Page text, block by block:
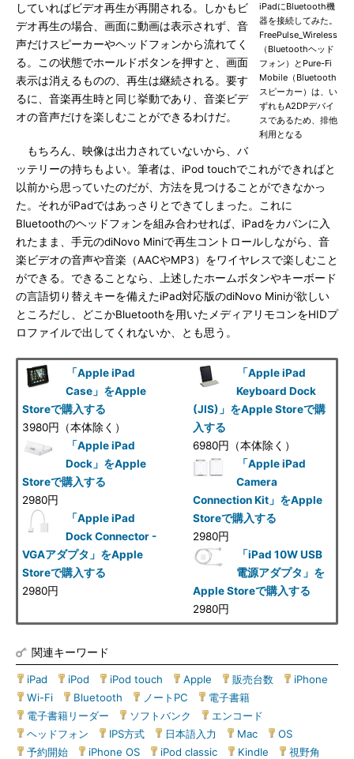
iPadにBluetooth機
器を接続してみた。
FreePulse_Wireless
（Bluetoothヘッド
フォン）とPure-Fi
Mobile（Bluetooth
スピーカー）は、い
ずれもA2DPデバイ
スであるため、排他
利用となる
していればビデオ再生が再開される。しかもビ
デオ再生の場合、画面に動画は表示されず、音
声だけスピーカーやヘッドフォンから流れてく
る。この状態でホールドボタンを押すと、画面
表示は消えるものの、再生は継続される。要す
るに、音楽再生時と同じ挙動であり、音楽ビデ
オの音声だけを楽しむことができるわけだ。
もちろん、映像は出力されていないから、バ
ッテリーの持ちもよい。筆者は、iPod touchでこれができればと
以前から思っていたのだが、方法を見つけることができなかっ
た。それがiPadではあっさりとできてしまった。これに
Bluetoothのヘッドフォンを組み合わせれば、iPadをカバンに入
れたまま、手元のdiNovo Miniで再生コントロールしながら、音
楽ビデオの音声や音楽（AACやMP3）をワイヤレスで楽しむこと
ができる。できることなら、上述したホームボタンやキーボード
の言語切り替えキーを備えたiPad対応版のdiNovo Miniが欲しい
ところだし、どこかBluetoothを用いたメディアリモコンをHIDプ
ロファイルで出してくれないか、とも思う。
「Apple iPad
Case」をApple
Storeで購入する
3980円（本体除く）
「Apple iPad
Keyboard Dock
(JIS)」をApple Storeで購
入する
6980円（本体除く）
「Apple iPad
Dock」をApple
Storeで購入する
2980円
「Apple iPad
Camera
Connection Kit」をApple
Storeで購入する
2980円
「Apple iPad
Dock Connector -
VGAアダプタ」をApple
Storeで購入する
2980円
「iPad 10W USB
電源アダプタ」を
Apple Storeで購入する
2980円
関連キーワード
iPad iPod iPod touch Apple 販売台数 iPhone
Wi-Fi
Bluetooth ノートPC 電子書籍
電子書籍リーダー
ソフトバンク エンコード
ヘッドフォン
IPS方式 日本語入力 Mac OS
予約開始
iPhone OS iPod classic Kindle 視野角